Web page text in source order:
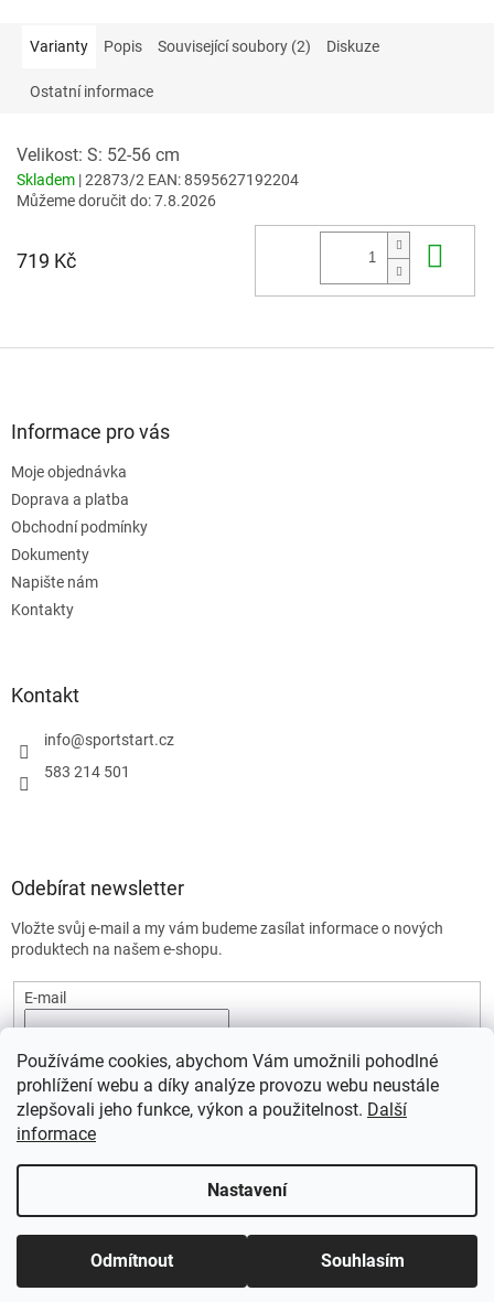
Používáme cookies, abychom Vám umožnili pohodlné
prohlížení webu a díky analýze provozu webu neustále
zlepšovali jeho funkce, výkon a použitelnost. Další
informace
Nastavení
Odmítnout Souhlasím
Varianty Popis Související soubory (2) Diskuze
Ostatní informace
Velikost: S: 52-56 cm
Skladem | 22873/2 EAN:8595627192204
Můžeme doručit do:7.8.2026
719 Kč
Informace pro vás
Moje objednávka
Doprava a platba
Obchodní podmínky
Dokumenty
Napište nám
Kontakty
Kontakt
info@sportstart.cz
583 214 501
Odebírat newsletter
Vložte svůj e-mail a my vám budeme zasílat informace o nových
produktech na našem e-shopu.
E-mail
údajů.
PŘIHLÁSIT SE
Vytvořil Shoptet
Copyright 2026SportStart.cz . Všechna práva vyhrazena.